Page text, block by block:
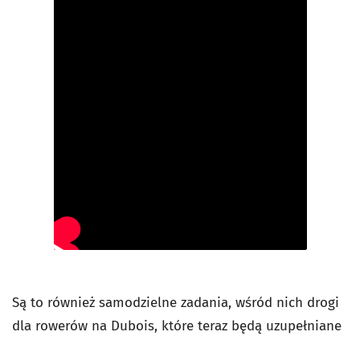
Są to również samodzielne zadania, wśród nich drogi
dla rowerów na Dubois, które teraz będą uzupełniane